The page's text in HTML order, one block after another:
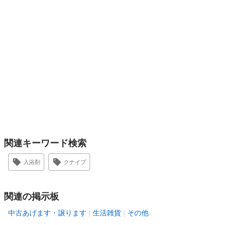
関連キーワード検索
入浴剤 クナイプ
関連の掲示板
中古あげます・譲ります 生活雑貨 その他